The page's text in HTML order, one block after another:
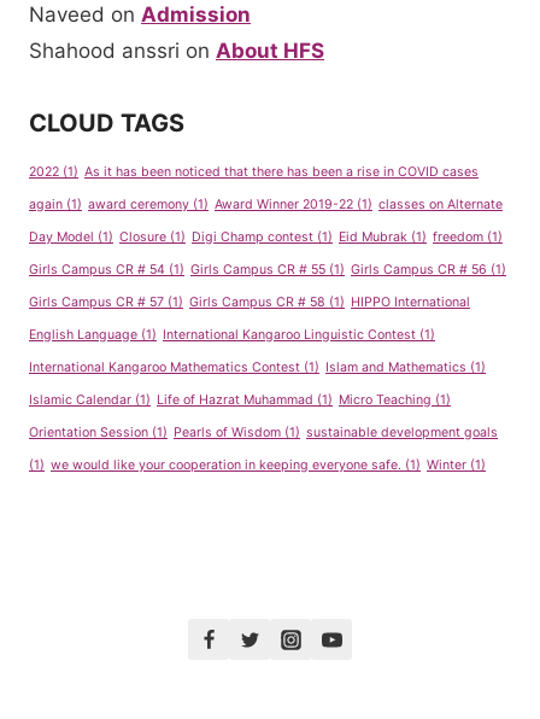
Naveed on Admission
Shahood anssri on About HFS
CLOUD TAGS
2022 (1) As it has been noticed that there has been a rise in COVID cases
again (1) award ceremony (1) Award Winner 2019-22 (1) classes on Alternate
Day Model (1) Closure (1) Digi Champ contest (1) Eid Mubrak (1) freedom (1)
Girls Campus CR # 54 (1) Girls Campus CR # 55 (1) Girls Campus CR # 56 (1)
Girls Campus CR # 57 (1) Girls Campus CR # 58 (1) HIPPO International
English Language (1) International Kangaroo Linguistic Contest (1)
International Kangaroo Mathematics Contest (1) Islam and Mathematics (1)
Islamic Calendar (1) Life of Hazrat Muhammad (1) Micro Teaching (1)
Orientation Session (1) Pearls of Wisdom (1) sustainable development goals
(1) we would like your cooperation in keeping everyone safe. (1) Winter (1)